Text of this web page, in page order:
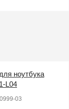
ноутбука
L04
03